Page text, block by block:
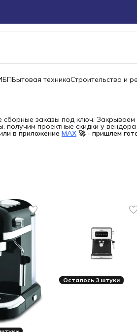
Бытовая техникаСтроительство и
сборные заказы под ключ.
проектные скидки у
в приложение MAX 🚀 - пришлем
Осталось 3 штуки